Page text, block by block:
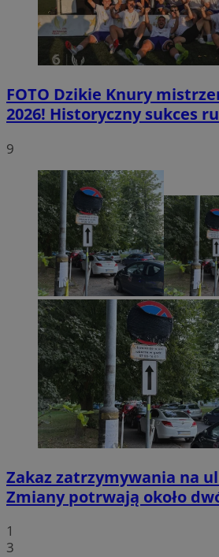
FOTO Dzikie Knury
2026! Historyczny sukces
9
Zakaz zatrzymywania na
Zmiany potrwają około
1
3